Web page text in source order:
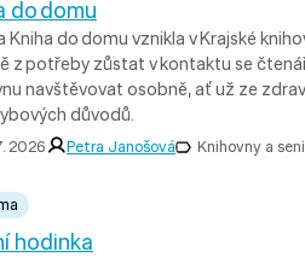
do domu
Kniha do domu vznikla v Krajské
z potřeby zůstat v kontaktu se
navštěvovat osobně, ať už ze
důvodů.
2026 Petra Janošová Knihovny a
hodinka